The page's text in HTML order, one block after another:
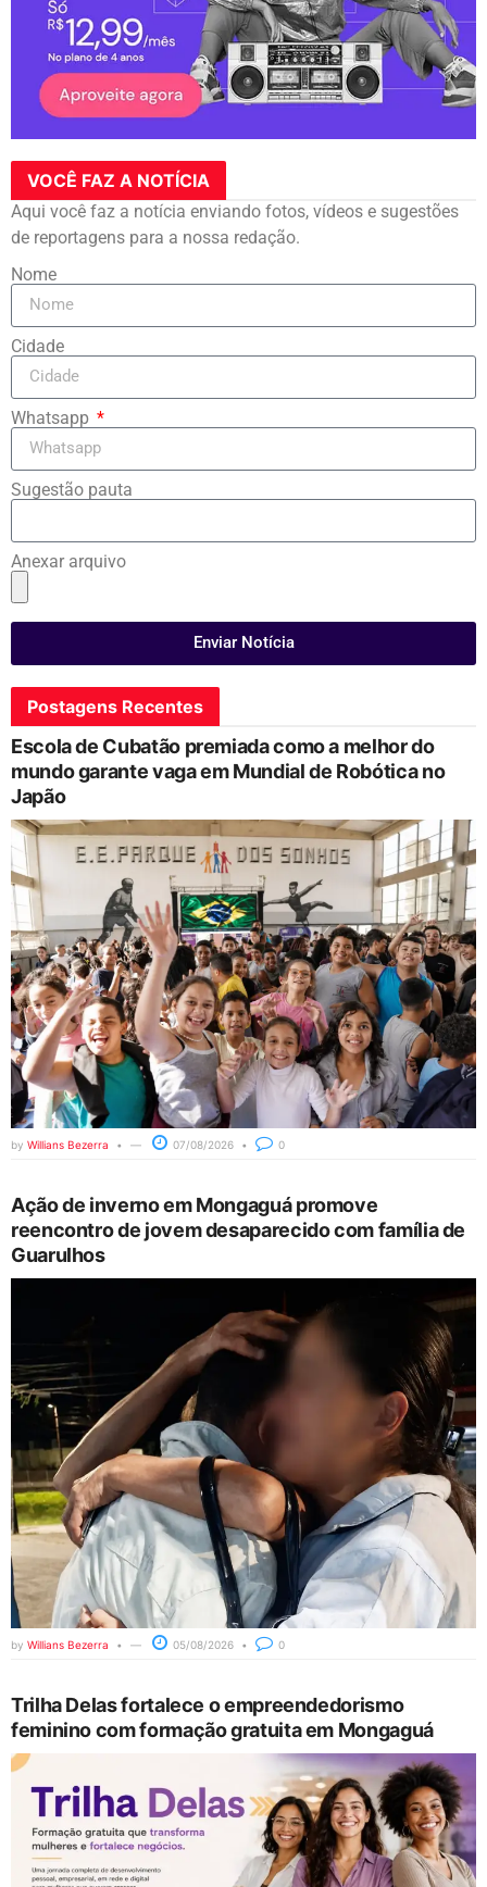
VOCÊ FAZ A NOTÍCIA
Aqui você faz a notícia enviando fotos, vídeos e sugestões
de reportagens para a nossa redação.
Nome
Cidade
Whatsapp
Sugestão pauta
Anexar arquivo
Enviar Notícia
Postagens Recentes
Escola de Cubatão premiada como a melhor do
mundo garante vaga em Mundial de Robótica no
Japão
by Willians Bezerra 07/08/2026 0
Ação de inverno em Mongaguá promove
reencontro de jovem desaparecido com família de
Guarulhos
by Willians Bezerra 05/08/2026 0
Trilha Delas fortalece o empreendedorismo
feminino com formação gratuita em Mongaguá